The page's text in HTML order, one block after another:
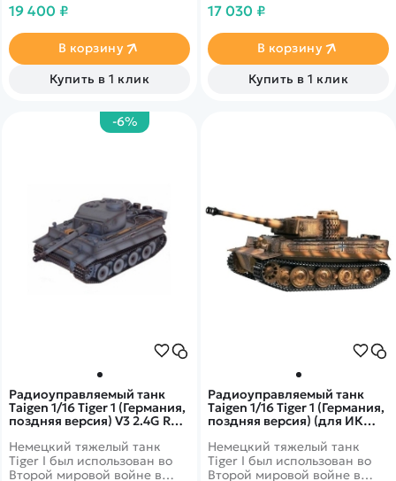
детализация придаст
шарм. А функциональность в
виде звукового
сопровождения и
дымогенератор не оставит
радиоуправляемых танков.
19 400 ₽
В корзину
Купить в 1 клик
модель, имеющая высокий
металлические компоненты.
Наиболее заметным
является фантастическая
ручная роспись корпуса, что
вид, а также открывает
простор для дальнейшей
модернизации
17 030 ₽
В корзину
Купить в 1 клик
-6%
Радиоуправляемый танк
Taigen 1/16 Tiger 1 (Германия,
поздняя версия) V3 2.4G RTR
BD3.0
Немецкий тяжелый танк
Tiger I был использован во
Второй мировой войне в
Радиоуправляемый танк
Taigen 1/16 Tiger 1 (Германия,
поздняя версия) (для ИК
камуфляж
Немецкий тяжелый танк
Tiger I был использован во
Второй мировой войне в